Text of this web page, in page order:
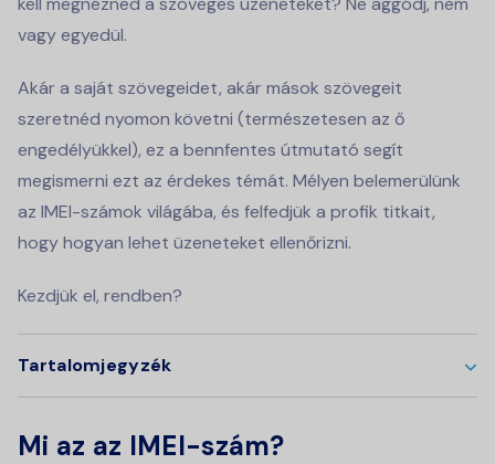
vagy egyedül.
Akár a saját szövegeidet, akár mások szövegeit
szeretnéd nyomon követni (természetesen az ő
engedélyükkel), ez a bennfentes útmutató segít
megismerni ezt az érdekes témát. Mélyen belemerülünk
az IMEI-számok világába, és felfedjük a profik titkait,
hogy hogyan lehet üzeneteket ellenőrizni.
Kezdjük el, rendben?
Tartalomjegyzék
Mi az az IMEI-szám?